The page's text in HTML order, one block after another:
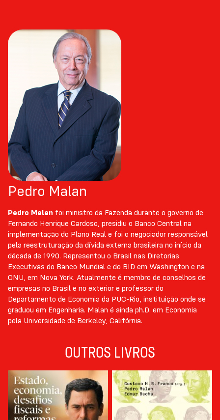
Pedro Malan
Pedro Malan foi ministro da Fazenda durante o governo de
Fernando Henrique Cardoso, presidiu o Banco Central na
implementação do Plano Real e foi o negociador responsável
pela reestruturação da dívida externa brasileira no início da
década de 1990. Representou o Brasil nas Diretorias
Executivas do Banco Mundial e do BID em Washington e na
ONU, em Nova York. Atualmente é membro de conselhos de
empresas no Brasil e no exterior e professor do
Departamento de Economia da PUC-Rio, instituição onde se
graduou em Engenharia. Malan é ainda ph.D. em Economia
pela Universidade de Berkeley, Califórnia.
OUTROS LIVROS